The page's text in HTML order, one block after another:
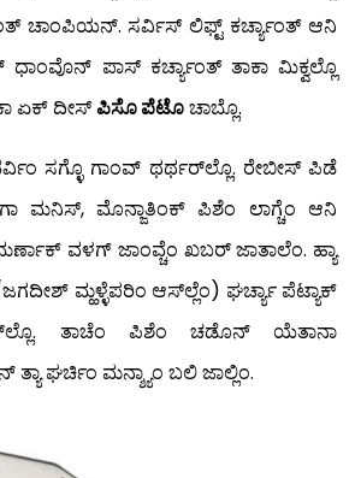
ಚಾಂಪಿಯನ್. ಸರ್ವಿಸ್ ಲಿಫ್ಟ್ ಕರ್ಚ್ಯಾಂತ್ ಆನಿ
ಪಾಸ್ ಕರ್ಚ್ಯಾಂತ್ ತಾಕಾ ಮಿಕ್ವಲ್ಲೊ
ಏಕ್ ದೀಸ್ಪಿಸೊ ಪೆಟೊಚಾಬ್ಲೊ.
ವರ್ವಿಂ ಸಗ್ಳೊ ಗಾಂವ್ ಥರ್ಥರ್‌ಲ್ಲೊ. ರೇಬೀಸ್ ಪಿಡೆ
ಮನಿಸ್, ಮೊನ್ಜಾತಿಂಕ್ ಪಿಶೆಂ ಲಾಗ್ಚೆಂ ಆನಿ
ವಳಗ್ ಜಾಂವ್ಚೆಂ ಖಬರ್ ಜಾತಾಲೆಂ. ಹ್ಯಾ
ಜಗದೀಶ್ ಮ್ಹಳ್ಳೆಪರಿಂ ಆಸ್‍ಲ್ಲೆಂ) ಘರ್ಚ್ಯಾ ಪೆಟ್ಯಾಕ್
ತಾಚೆಂ ಪಿಶೆಂ ಚಡೊನ್ ಯೆತಾನಾ
ಘರ್ಚಿಂ ಮನ್ಶ್ಯಾಂ ಬಲಿ ಜಾಲ್ಲಿಂ.